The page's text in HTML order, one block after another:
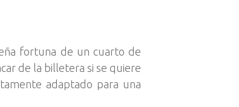
fortuna de un cuarto de
de la billetera si se quiere
adaptado para una